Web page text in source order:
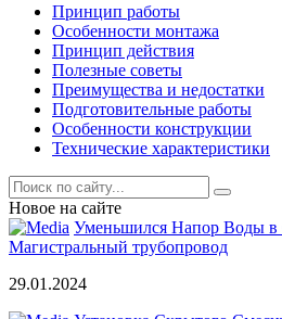
Принцип работы
Особенности монтажа
Принцип действия
Полезные советы
Преимущества и недостатки
Подготовительные работы
Особенности конструкции
Технические характеристики
Новое на сайте
Уменьшился Напор Воды в
Магистральный трубопровод
29.01.2024